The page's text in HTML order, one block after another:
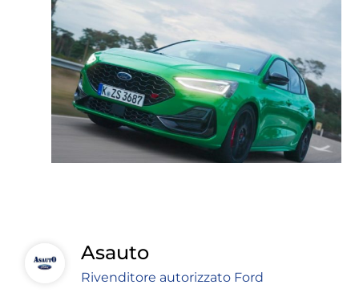
Asauto
Rivenditore autorizzato Ford